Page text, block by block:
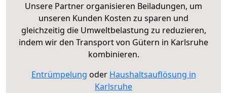
Unsere Partner organisieren Beiladungen, um
unseren Kunden Kosten zu sparen und
gleichzeitig die Umweltbelastung zu reduzieren,
indem wir den Transport von Gütern in Karlsruhe
kombinieren.
Entrümpelung oder Haushaltsauflösung in
Karlsruhe